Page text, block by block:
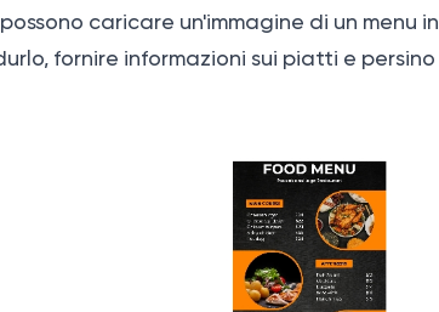
caricare un'immagine di un menu
fornire informazioni sui piatti e